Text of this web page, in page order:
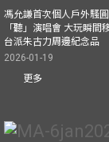
馮允謙首次個人戶外騷
「聽」演唱會 大玩瞬
台派朱古力周邊紀念品
2026-01-19
更多